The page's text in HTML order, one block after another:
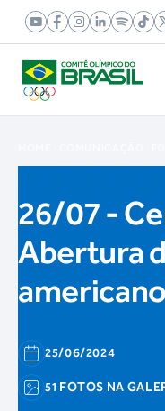
26/07 -
Abertura
25/06/2024
51 FOTOS NA